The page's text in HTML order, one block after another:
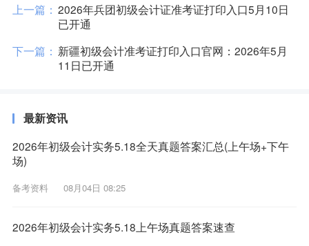
上一篇： 2026年兵团初级会计证准考证打印入口5月10日
已开通
下一篇： 新疆初级会计准考证打印入口官网：2026年5月
11日已开通
最新资讯
2026年初级会计实务5.18全天真题答案汇总(上午场+下午
场)
备考资料 08月04日 08:25
2026年初级会计实务5.18上午场真题答案速查